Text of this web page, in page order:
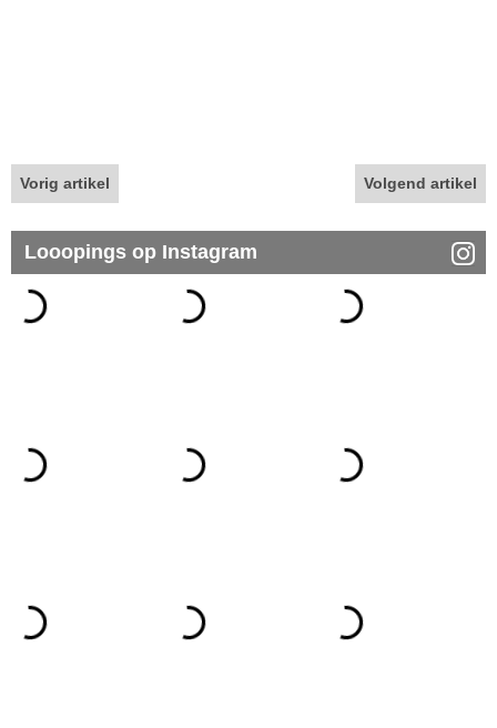
Vorig artikel Volgend artikel
Looopings op Instagram